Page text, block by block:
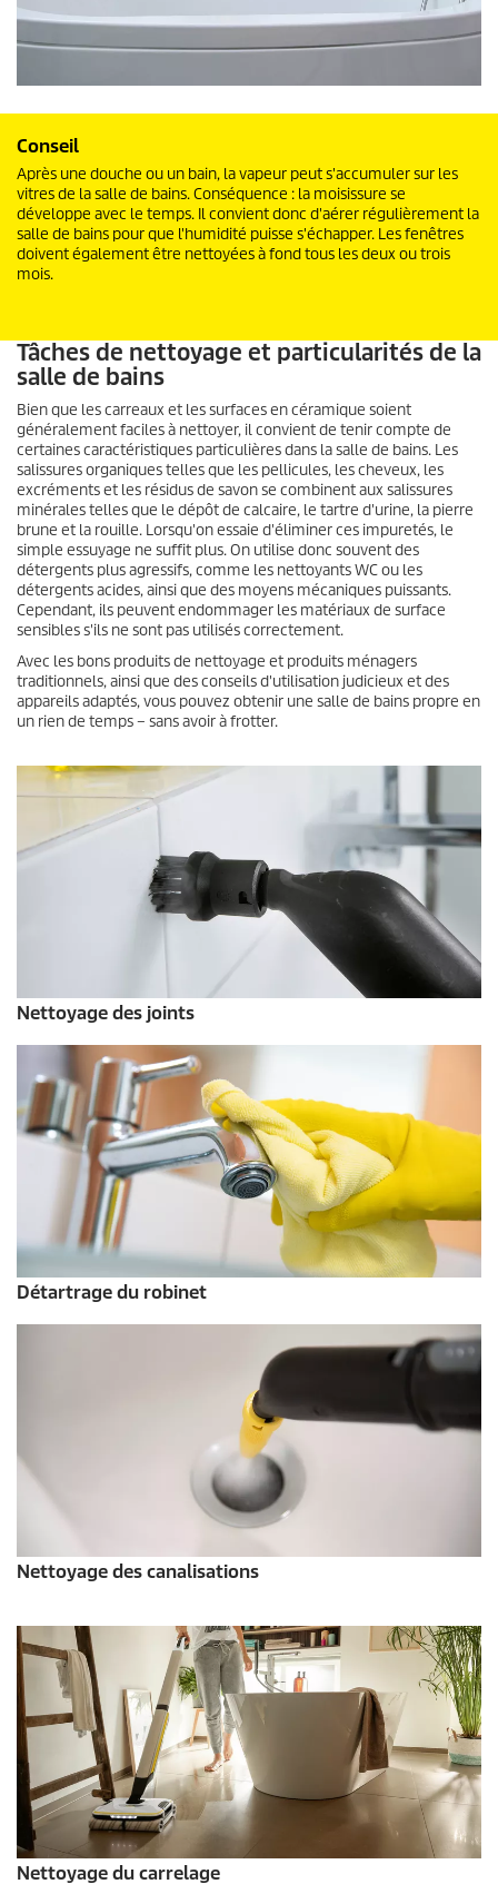
Conseil
Après une douche ou un bain, la vapeur peut s'accumuler sur les
vitres de la salle de bains. Conséquence : la moisissure se
développe avec le temps. Il convient donc d'aérer régulièrement la
salle de bains pour que l'humidité puisse s'échapper. Les fenêtres
doivent également être nettoyées à fond tous les deux ou trois
mois.
Tâches de nettoyage et particularités de la
salle de bains
Bien que les carreaux et les surfaces en céramique soient
généralement faciles à nettoyer, il convient de tenir compte de
certaines caractéristiques particulières dans la salle de bains. Les
salissures organiques telles que les pellicules, les cheveux, les
excréments et les résidus de savon se combinent aux salissures
minérales telles que le dépôt de calcaire, le tartre d'urine, la pierre
brune et la rouille. Lorsqu'on essaie d'éliminer ces impuretés, le
simple essuyage ne suffit plus. On utilise donc souvent des
détergents plus agressifs, comme les nettoyants WC ou les
détergents acides, ainsi que des moyens mécaniques puissants.
Cependant, ils peuvent endommager les matériaux de surface
sensibles s'ils ne sont pas utilisés correctement.
Avec les bons produits de nettoyage et produits ménagers
traditionnels, ainsi que des conseils d'utilisation judicieux et des
appareils adaptés, vous pouvez obtenir une salle de bains propre en
un rien de temps – sans avoir à frotter.
Nettoyage des joints
Détartrage du robinet
Nettoyage des canalisations
Nettoyage du carrelage